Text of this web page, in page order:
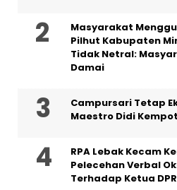
Masyarakat
Pilhut Kabupaten
Tidak Netral:
Damai
Campursari Tetap
Maestro Didi
RPA Lebak Kecam
Pelecehan Verbal
Terhadap Ketua